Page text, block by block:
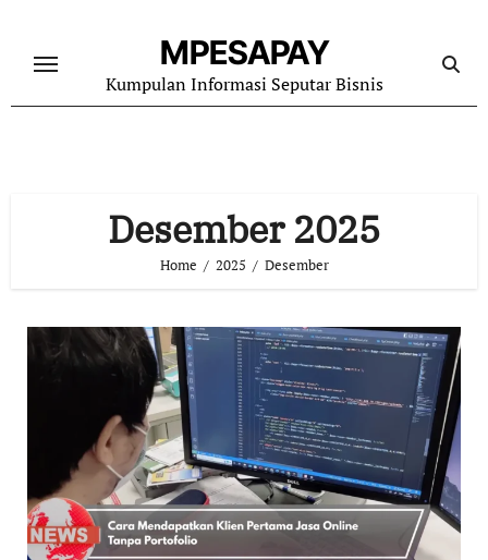
content
MPESAPAY
Kumpulan Informasi Seputar Bisnis
Desember 2025
Home 2025 Desember